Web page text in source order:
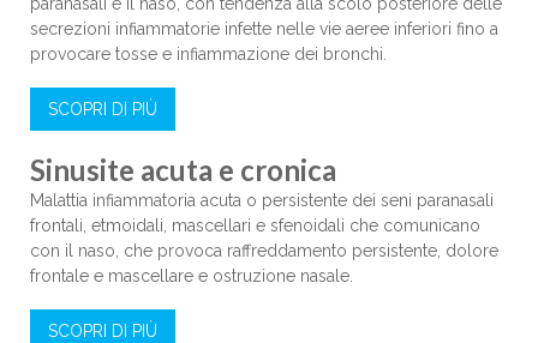
secrezioni infiammatorie infette nelle vie aeree inferiori fino a
provocare tosse e infiammazione dei bronchi.
SCOPRI DI PIÙ
Sinusite acuta e cronica
Malattia infiammatoria acuta o persistente dei seni paranasali
frontali, etmoidali, mascellari e sfenoidali che comunicano
con il naso, che provoca raffreddamento persistente, dolore
frontale e mascellare e ostruzione nasale.
SCOPRI DI PIÙ